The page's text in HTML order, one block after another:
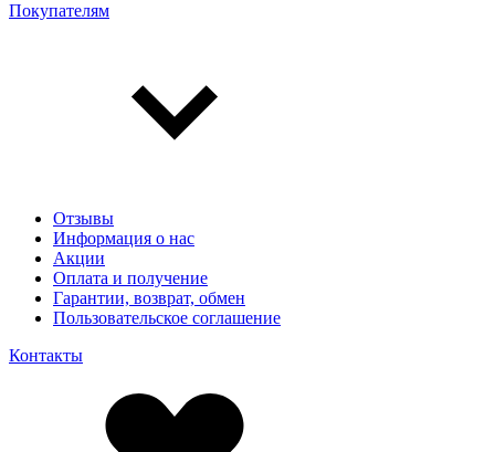
Покупателям
Отзывы
Информация о нас
Акции
Оплата и получение
Гарантии, возврат, обмен
Пользовательское соглашение
Контакты